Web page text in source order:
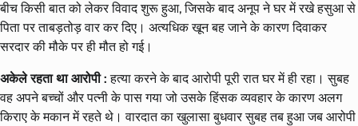
बीच किसी बात को लेकर विवाद शुरू हुआ, जिसके बाद अनूप ने घर में रखे हसुआ से
पिता पर ताबड़तोड़ वार कर दिए। अत्यधिक खून बह जाने के कारण दिवाकर
सरदार की मौके पर ही मौत हो गई।
अकेले रहता था आरोपी :हत्या करने के बाद आरोपी पूरी रात घर में ही रहा। सुबह
वह अपने बच्चों और पत्नी के पास गया जो उसके हिंसक व्यवहार के कारण अलग
किराए के मकान में रहते थे। वारदात का खुलासा बुधवार सुबह तब हुआ जब आरोपी